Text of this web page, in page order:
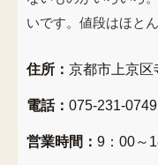
いです。値段はほと
住所： 京都市上京区
電話： 075-231-0749
営業時間： 9：00～